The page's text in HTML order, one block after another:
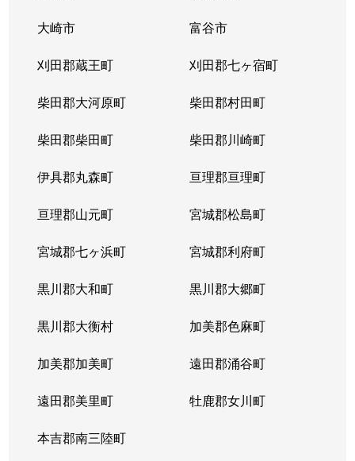
大崎市 富谷市
刈田郡蔵王町 刈田郡七ヶ宿町
柴田郡大河原町 柴田郡村田町
柴田郡柴田町 柴田郡川崎町
伊具郡丸森町 亘理郡亘理町
亘理郡山元町 宮城郡松島町
宮城郡七ヶ浜町 宮城郡利府町
黒川郡大和町 黒川郡大郷町
黒川郡大衡村 加美郡色麻町
加美郡加美町 遠田郡涌谷町
遠田郡美里町 牡鹿郡女川町
本吉郡南三陸町